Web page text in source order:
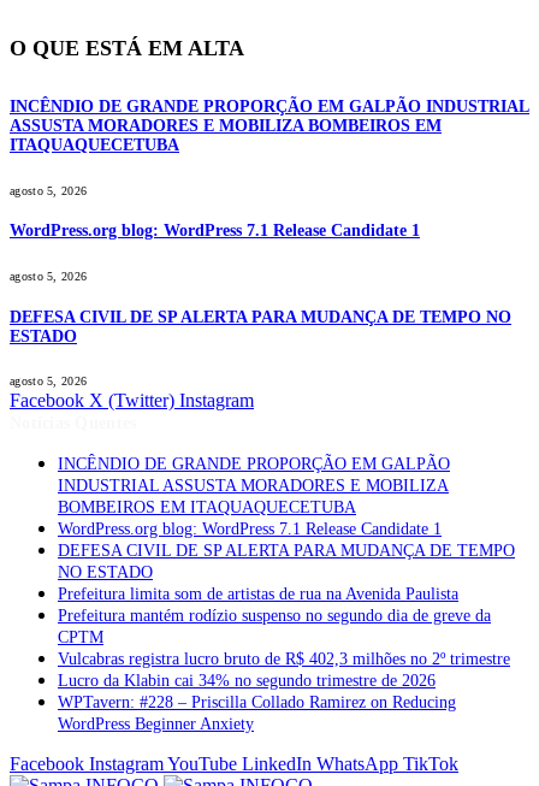
O QUE ESTÁ EM ALTA
INCÊNDIO DE GRANDE PROPORÇÃO EM GALPÃO INDUSTRIAL
ASSUSTA MORADORES E MOBILIZA BOMBEIROS EM
ITAQUAQUECETUBA
agosto 5, 2026
WordPress.org blog: WordPress 7.1 Release Candidate 1
agosto 5, 2026
DEFESA CIVIL DE SP ALERTA PARA MUDANÇA DE TEMPO NO
ESTADO
agosto 5, 2026
Facebook X (Twitter) Instagram
INCÊNDIO DE GRANDE PROPORÇÃO EM GALPÃO
INDUSTRIAL ASSUSTA MORADORES E MOBILIZA
BOMBEIROS EM ITAQUAQUECETUBA
WordPress.org blog: WordPress 7.1 Release Candidate 1
DEFESA CIVIL DE SP ALERTA PARA MUDANÇA DE TEMPO
NO ESTADO
Prefeitura limita som de artistas de rua na Avenida Paulista
Prefeitura mantém rodízio suspenso no segundo dia de greve da
CPTM
Vulcabras registra lucro bruto de R$ 402,3 milhões no 2º trimestre
Lucro da Klabin cai 34% no segundo trimestre de 2026
WPTavern: #228 – Priscilla Collado Ramirez on Reducing
WordPress Beginner Anxiety
Facebook InstagramYouTube LinkedIn WhatsApp TikTok